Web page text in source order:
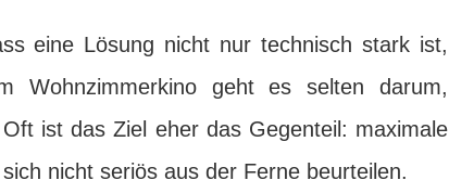
eine Lösung nicht nur technisch stark ist,
Wohnzimmerkino geht es selten darum,
ist das Ziel eher das Gegenteil: maximale
nicht seriös aus der Ferne beurteilen.